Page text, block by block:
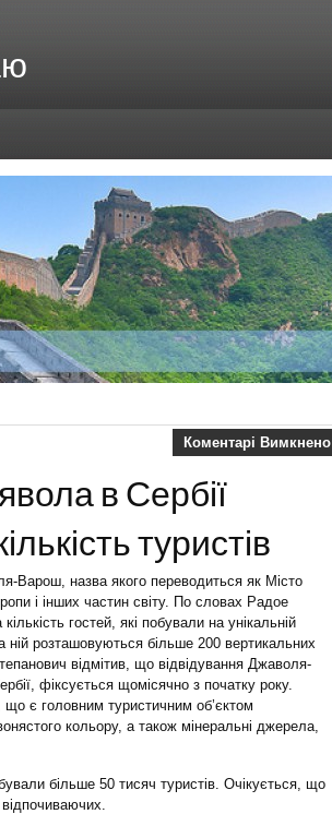
Коментарі Вимкнено
в Сербії
туристів
Варош, назва якого переводиться як Місто
і інших частин світу. По словах Радое
гостей, які побували на унікальній
ній розташовуються більше 200 вертикальних
відмітив, що відвідування Джаволя-
фіксується щомісячно з початку року.
що є головним туристичним об’єктом
кольору, а також мінеральні джерела,
більше 50 тисяч туристів. Очікується, що